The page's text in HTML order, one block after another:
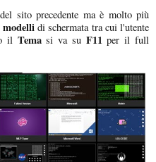
sito precedente ma è molto più
modelli di schermata tra cui l'utente
il Temasi va su F11 per il full